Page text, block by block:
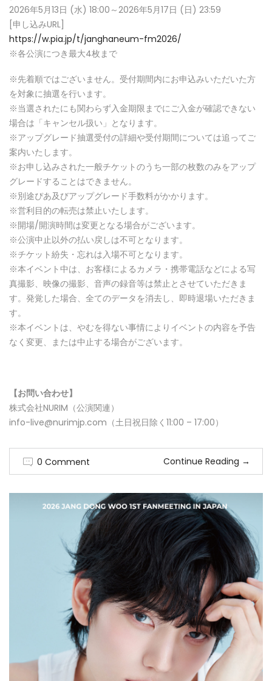
2026年5月13日 (水) 18:00～2026年5月17日 (日) 23:59
[申し込みURL]
https://w.pia.jp/t/janghaneum-fm2026/
※各公演につき最大4枚まで
※先着順ではございません。受付期間内にお申込みいただいた方
を対象に抽選を行います。
※当選されたにも関わらず入金期限までにご入金が確認できない
場合は「キャンセル扱い」となります。
※アップグレード抽選受付の詳細や受付期間については追ってご
案内いたします。
※お申し込みされた一般チケットのうち一部の枚数のみをアップ
グレードすることはできません。
※別途ぴあ及びアップグレード手数料がかかります。
※営利目的の転売は禁止いたします。
※開場/開演時間は変更となる場合がございます。
※公演中止以外の払い戻しは不可となります。
※チケット紛失・忘れは入場不可となります。
※本イベント中は、お客様によるカメラ・携帯電話などによる写
真撮影、映像の撮影、音声の録音等は禁止とさせていただきま
す。発覚した場合、全てのデータを消去し、即時退場いただきま
す。
※本イベントは、やむを得ない事情によりイベントの内容を予告
なく変更、または中止する場合がございます。
【お問い合わせ】
株式会社NURIM（公演関連）
info-live@nurimjp.com（土日祝日除く11:00 – 17:00）
0 Comment Continue Reading →